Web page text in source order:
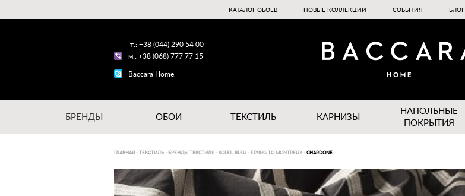
КАТАЛОГ ОБОЕВ НОВЫЕ КОЛЛЕКЦИИ СОБЫТИЯ БЛОГ
т.: +38 (044) 290 54 00
м.: +38 (068) 777 77 15
Baccara Home
БРЕНДЫ ОБОИ ТЕКСТИЛЬ КАРНИЗЫ
НАПОЛЬНЫЕ
ПОКРЫТИЯ
ГЛАВНАЯ - ТЕКСТИЛЬ - БРЕНДЫ ТЕКСТИЛЯ - SOLEIL BLEU - FLYING TO MONTREUX- CHARDONE